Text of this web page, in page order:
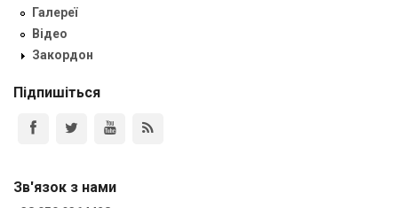
Галереї
Відео
Закордон
Підпишіться
Зв'язок з нами